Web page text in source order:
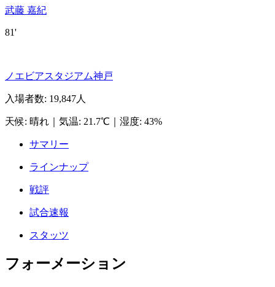
武藤 嘉紀
81'
ノエビアスタジアム神戸
入場者数: 19,847人
天候: 晴れ 気温: 21.7℃ 湿度: 43%
サマリー
ラインナップ
戦評
試合速報
スタッツ
フォーメーション